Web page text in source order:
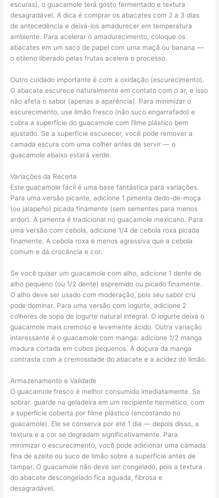
escuras), o guacamole terá gosto fermentado e textura
desagradável. A dica é comprar os abacates com 2 a 3 dias
de antecedência e deixá-los amadurecer em temperatura
ambiente. Para acelerar o amadurecimento, coloque os
abacates em um saco de papel com uma maçã ou banana —
o etileno liberado pelas frutas acelera o processo.
Outro cuidado importante é com a oxidação (escurecimento).
O abacate escurece naturalmente em contato com o ar, e isso
não afeta o sabor (apenas a aparência). Para minimizar o
escurecimento, use limão fresco (não suco engarrafado) e
cubra a superfície do guacamole com filme plástico bem
ajustado. Se a superfície escurecer, você pode remover a
camada escura com uma colher antes de servir — o
guacamole abaixo estará verde.
Variações da Receita
Este guacamole fácil é uma base fantástica para variações.
Para uma versão picante, adicione 1 pimenta dedo-de-moça
(ou jalapeño) picada finamente (sem sementes para menos
ardor). A pimenta é tradicional no guacamole mexicano. Para
uma versão com cebola, adicione 1/4 de cebola roxa picada
finamente. A cebola roxa é menos agressiva que a cebola
comum e dá crocância e cor.
Se você quiser um guacamole com alho, adicione 1 dente de
alho pequeno (ou 1/2 dente) espremido ou picado finamente.
O alho deve ser usado com moderação, pois seu sabor cru
pode dominar. Para uma versão com iogurte, adicione 2
colheres de sopa de iogurte natural integral. O iogurte deixa o
guacamole mais cremoso e levemente ácido. Outra variação
interessante é o guacamole com manga: adicione 1/2 manga
madura cortada em cubos pequenos. A doçura da manga
contrasta com a cremosidade do abacate e a acidez do limão.
Armazenamento e Validade
O guacamole fresco é melhor consumido imediatamente. Se
sobrar, guarde na geladeira em um recipiente hermético, com
a superfície coberta por filme plástico (encostando no
guacamole). Ele se conserva por até 1 dia — depois disso, a
textura e a cor se degradam significativamente. Para
minimizar o escurecimento, você pode adicionar uma camada
fina de azeite ou suco de limão sobre a superfície antes de
tampar. O guacamole não deve ser congelado, pois a textura
do abacate descongelado fica aguada, fibrosa e
desagradável.